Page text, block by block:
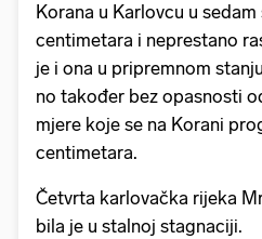
Korana u Karlovcu u
centimetara i neprestano
je i ona u pripremnom
no također bez opasnosti
mjere koje se na Korani
centimetara.
Četvrta karlovačka rijeka
bila je u stalnoj stagnaciji.